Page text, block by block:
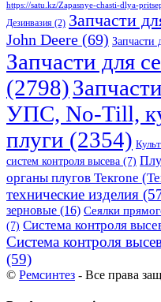
https://satu.kz/Zapasnye-chasti-dlya-
Дезинвазия (2) Запчасти
John Deere (69) Запчасти
Запчасти для
(2798)
УПС, No-Till,
плуги (2354)
систем контроля высева (7)
органы плугов Текrоne
технические изделия
зерновые (16) Сеялки
(7) Система контроля
Система контроля
(59)
© Ремсинтез - Все права